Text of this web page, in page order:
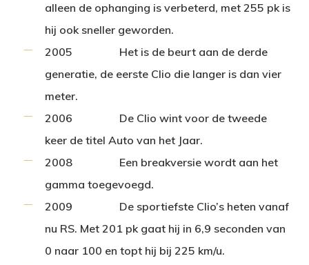
alleen de ophanging is verbeterd, met 255 pk is
hij ook sneller geworden.
2005 Het is de beurt aan de derde
generatie, de eerste Clio die langer is dan vier
meter.
2006
De Clio wint voor de tweede
keer de titel Auto van het Jaar.
2008
Een breakversie wordt aan het
gamma toegevoegd.
2009
De sportiefste Clio’s heten vanaf
nu RS. Met 201 pk gaat hij in 6,9 seconden van
0 naar 100 en topt hij bij 225 km/u.